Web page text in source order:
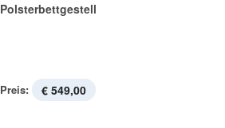
Polsterbettgestell
Preis: € 549,00